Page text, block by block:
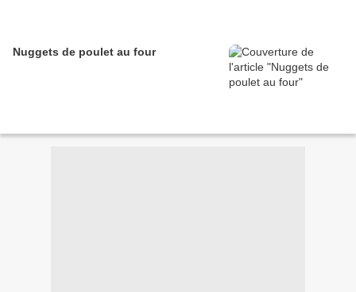
Nuggets de poulet au four